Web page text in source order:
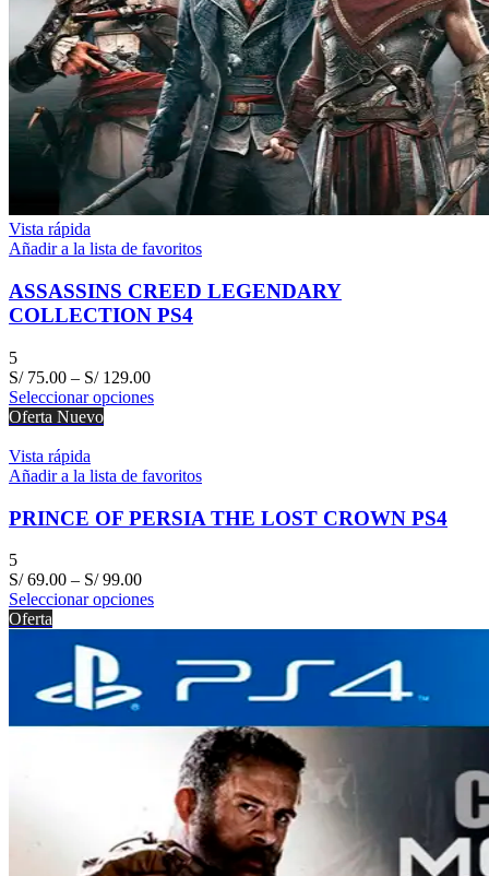
Vista rápida
Añadir a la lista de favoritos
ASSASSINS CREED LEGENDARY
COLLECTION PS4
5
S/75.00 – S/129.00
Seleccionar opciones
Oferta Nuevo
Vista rápida
Añadir a la lista de favoritos
PRINCE OF PERSIA THE LOST CROWN PS4
5
S/69.00 – S/99.00
Seleccionar opciones
Oferta